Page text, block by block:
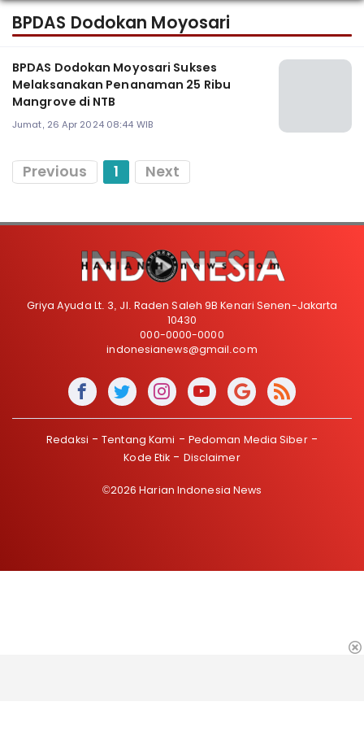
BPDAS Dodokan Moyosari
BPDAS Dodokan Moyosari Sukses
Melaksanakan Penanaman 25 Ribu
Mangrove di NTB
Jumat, 26 Apr 2024 08:44 WIB
Previous 1 Next
Griya Ayuda Lt. 3, Jl. Raden Saleh 9B Kenari Senen-Jakarta
10430
000-0000-0000
indonesianews@gmail.com
Redaksi Tentang Kami
Pedoman Media Siber
Kode Etik
Disclaimer
©2026 Harian Indonesia News